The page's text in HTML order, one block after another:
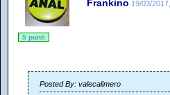
Frankino 19/03/
5 punti
Posted By: valecalimero